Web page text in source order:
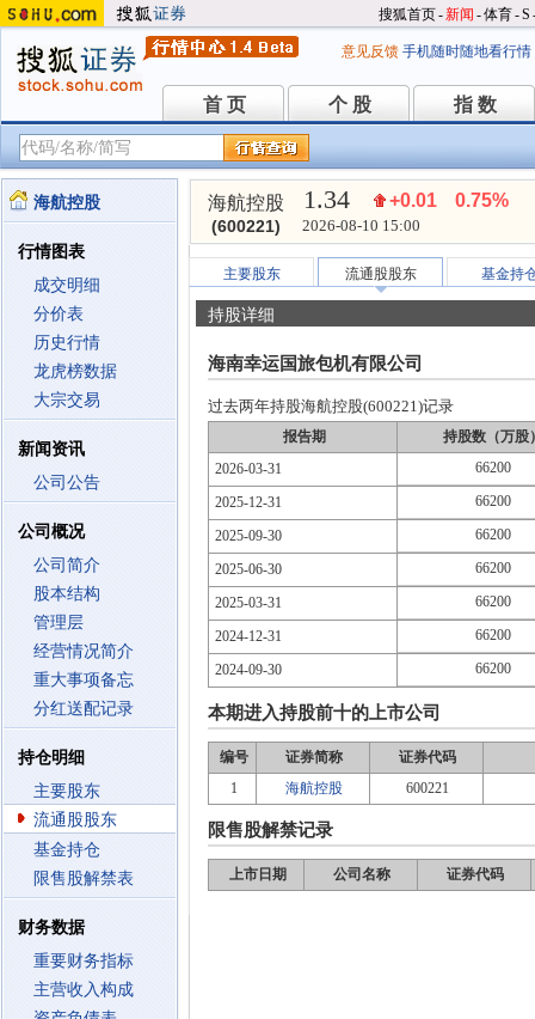
搜狐首页-新闻 -体育-S
意见反馈 手机随时随地看行情
首 页
首 页 个 股
个 股 指 数
指 数
海航控股
行情图表
成交明细
分价表
历史行情
龙虎榜数据
大宗交易
新闻资讯
公司公告
公司概况
公司简介
股本结构
管理层
经营情况简介
重大事项备忘
分红送配记录
持仓明细
主要股东
流通股股东
基金持仓
限售股解禁表
财务数据
重要财务指标
主营收入构成
海航控股
(600221)
1.34 +0.01 0.75%
2026-08-10 15:00
主要股东 流通股股东 基金持
持股详细
海南幸运国旅包机有限公司
过去两年持股海航控股(600221)记录
报告期
持股数（万股
2026-03-31
66200
2025-12-31 66200
2025-09-30 66200
2025-06-30 66200
2025-03-31 66200
2024-12-31 66200
2024-09-30 66200
本期进入持股前十的上市公司
编号 证券简称
证券代码
1
海航控股 600221
限售股解禁记录
上市日期 公司名称 证券代码